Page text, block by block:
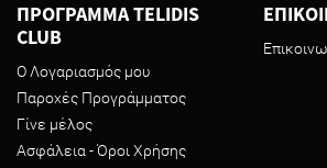
ΠΡΟΓΡΑΜΜΑ TELIDIS
CLUB
Ο Λογαριασμός μου
Παροχές Προγράμματος
Γίνε μέλος
Ασφάλεια - Όροι Χρήσης